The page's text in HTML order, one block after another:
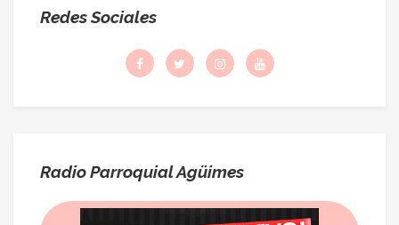
Redes Sociales
Radio Parroquial Agüimes